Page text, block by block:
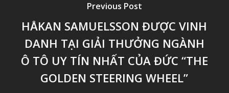
Previous Post
HÅKAN SAMUELSSON ĐƯỢC VINH
DANH TẠI GIẢI THƯỞNG NGÀNH
Ô TÔ UY TÍN NHẤT CỦA ĐỨC “THE
GOLDEN STEERING WHEEL”